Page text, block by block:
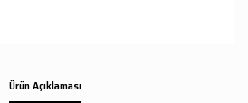
Ürün Açıklaması